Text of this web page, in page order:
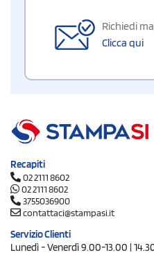
Richiedi
Clicca qui
Recapiti
02 2111 8602
02 2111 8602
3755036900
contattaci@stampasi.it
Servizio Clienti
Lunedì - Venerdì 9.00-13.00 |